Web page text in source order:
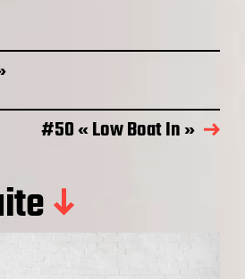
#50 « Low Boat In »